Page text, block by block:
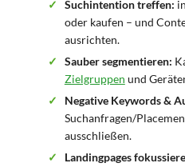
Suchintention treffen:
oder kaufen – und
ausrichten.
Sauber segmentieren:
Zielgruppen und
Negative Keywords &
Suchanfragen/
ausschließen.
Landingpages